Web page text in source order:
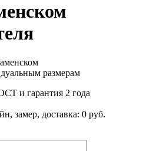
размерам
и гарантия 2 года
замер, доставка: 0 руб.